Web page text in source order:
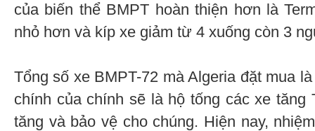
của biến thể BMPT hoàn thiện hơn là
nhỏ hơn và kíp xe giảm từ 4 xuống còn 3
Tổng số xe BMPT-72 mà Algeria đặt mua
chính của chính sẽ là hộ tống các xe tăng
tăng và bảo vệ cho chúng. Hiện nay,